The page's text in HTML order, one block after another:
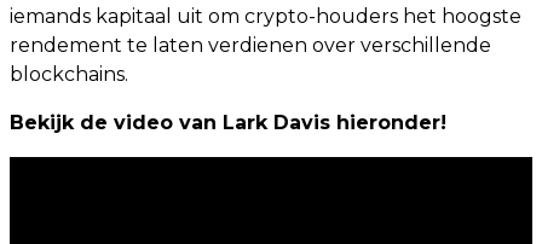
iemands kapitaal uit om crypto-houders het hoogste
rendement te laten verdienen over verschillende
blockchains.
Bekijk de video van Lark Davis hieronder!